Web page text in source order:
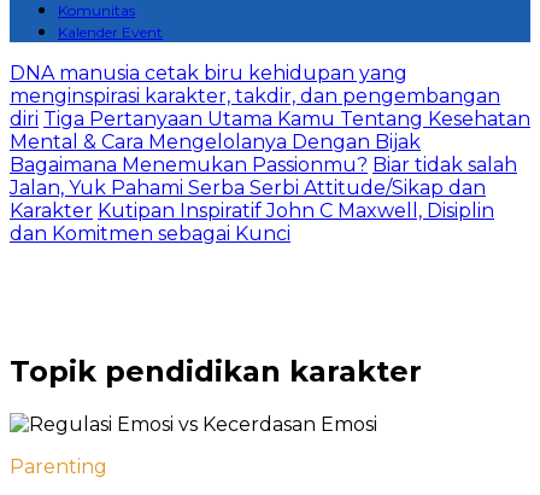
Komunitas
Kalender Event
DNA manusia cetak biru kehidupan yang
menginspirasi karakter, takdir, dan pengembangan
diri Tiga Pertanyaan Utama Kamu Tentang Kesehatan
Mental & Cara Mengelolanya Dengan Bijak
Bagaimana Menemukan Passionmu? Biar tidak salah
Jalan, Yuk Pahami Serba Serbi Attitude/Sikap dan
Karakter Kutipan Inspiratif John C Maxwell, Disiplin
dan Komitmen sebagai Kunci
Topik pendidikan karakter
Parenting